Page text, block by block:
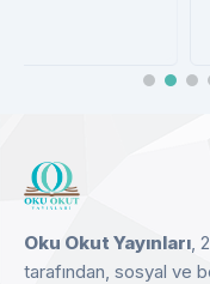
Oku Okut Yayınları,
tarafından, sosyal ve